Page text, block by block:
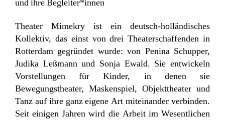
und ihre Begleiter*innen
Theater Mimekry ist ein deutsch-holländisches
Kollektiv, das einst von drei Theaterschaffenden in
Rotterdam gegründet wurde: von Penina Schupper,
Judika Leßmann und Sonja Ewald. Sie entwickeln
Vorstellungen für Kinder, in denen sie
Bewegungstheater, Maskenspiel, Objekttheater und
Tanz auf ihre ganz eigene Art miteinander verbinden.
Seit einigen Jahren wird die Arbeit im Wesentlichen